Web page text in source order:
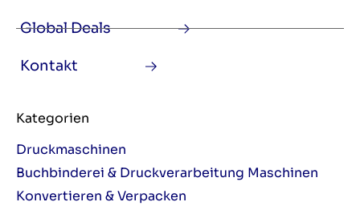
Global Deals
Kontakt
Kategorien
Druckmaschinen
Buchbinderei & Druckverarbeitung Maschinen
Konvertieren & Verpacken